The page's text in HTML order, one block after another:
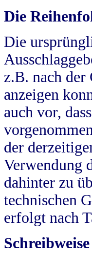
Die
Die
z.B. nach
anzeigen
auch vor,
der
Verwendung
dahinter zu
technischen
erfolgt nach